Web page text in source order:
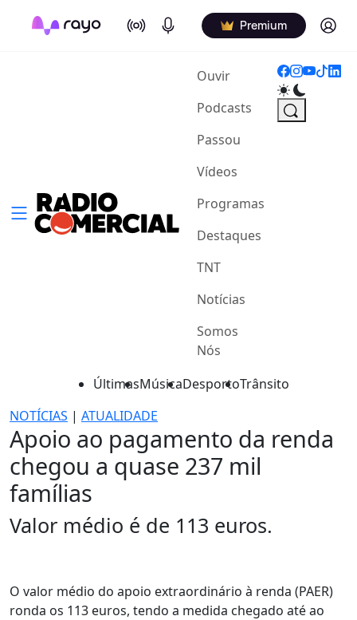
On Air Podcasts Premium Log in
Ouvir(current)
Podcasts
Passou
Vídeos
Programas
Destaques
TNT
Notícias
Somos
Nós
ÚltimasMúsicaDesportoTrânsito
NOTÍCIAS | ATUALIDADE
Apoio ao pagamento da renda
chegou a quase 237 mil
famílias
Valor médio é de 113 euros.
O valor médio do apoio extraordinário à renda (PAER)
ronda os 113 euros, tendo a medida chegado até ao